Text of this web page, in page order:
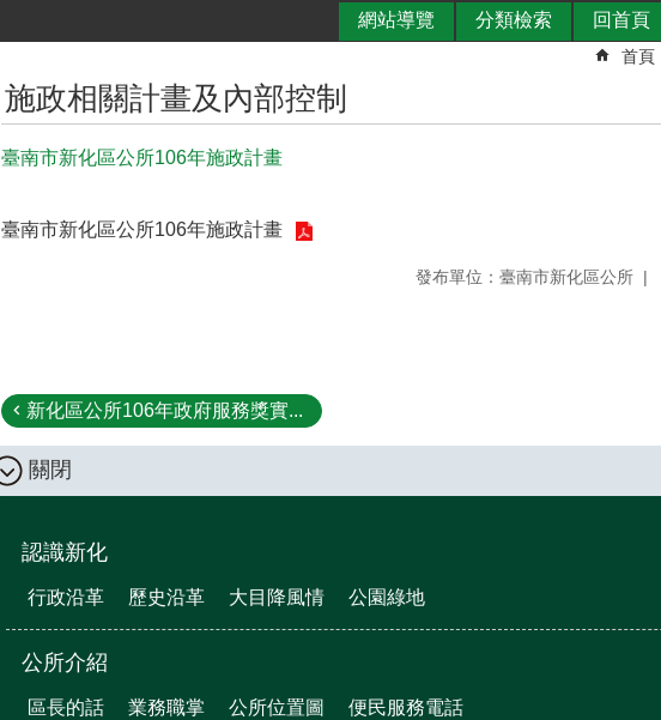
網站導覽 分類檢索 回首頁
::: 首頁
施政相關計畫及內部控制
臺南市新化區公所106年施政計畫
臺南市新化區公所106年施政計畫
發布單位：臺南市新化區公所
新化區公所106年政府服務獎實...
關閉
認識新化
行政沿革 歷史沿革 大目降風情 公園綠地
公所介紹
區長的話 業務職掌 公所位置圖 便民服務電話